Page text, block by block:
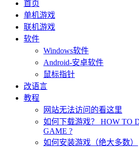
首页
单机游戏
联机游戏
软件
Windows软件
Android-安卓软件
鼠标指针
改语言
教程
网站无法访问的看这里
如何下载游戏？ HOW TO
GAME ?
如何安装游戏（绝大多数）